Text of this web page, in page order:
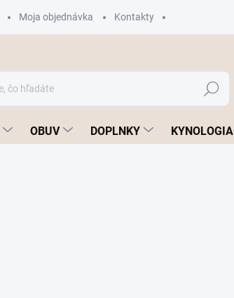
Moja objednávka Kontakty
Hľadať
OBUV DOPLNKY KYNOLOGIA